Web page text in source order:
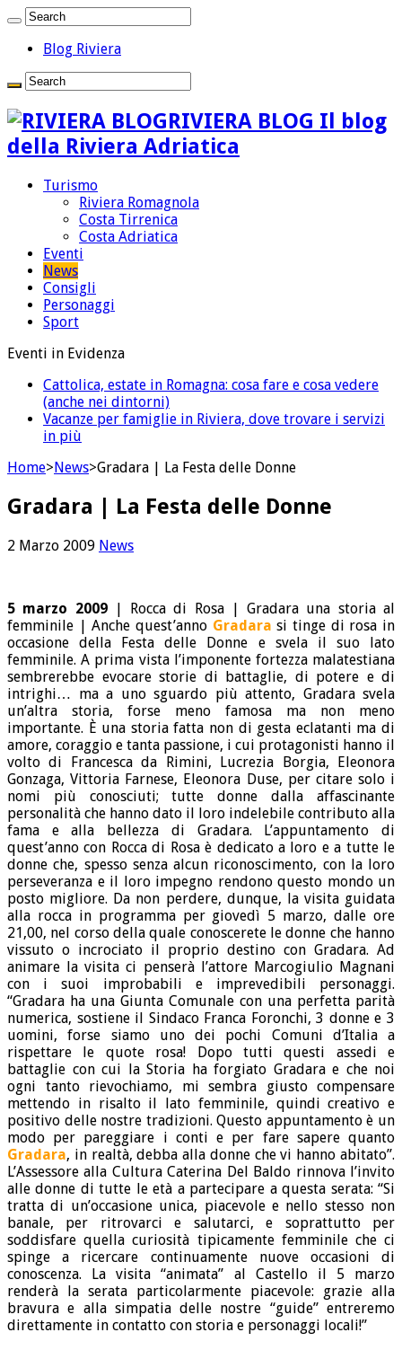
Blog Riviera
RIVIERA BLOG Il blog
della Riviera Adriatica
Turismo
Riviera Romagnola
Costa Tirrenica
Costa Adriatica
Eventi
News
Consigli
Personaggi
Sport
Eventi in Evidenza
Cattolica, estate in Romagna: cosa fare e cosa vedere
(anche nei dintorni)
Vacanze per famiglie in Riviera, dove trovare i servizi
in più
Home>News>Gradara | La Festa delle Donne
Gradara | La Festa delle Donne
2 Marzo 2009 News
5 marzo 2009| Rocca di Rosa | Gradara una storia al
femminile | Anche quest’anno Gradara si tinge di rosa in
occasione della Festa delle Donne e svela il suo lato
femminile. A prima vista l’imponente fortezza malatestiana
sembrerebbe evocare storie di battaglie, di potere e di
intrighi… ma a uno sguardo più attento, Gradara svela
un’altra storia, forse meno famosa ma non meno
importante. È una storia fatta non di gesta eclatanti ma di
amore, coraggio e tanta passione, i cui protagonisti hanno il
volto di Francesca da Rimini, Lucrezia Borgia, Eleonora
Gonzaga, Vittoria Farnese, Eleonora Duse, per citare solo i
nomi più conosciuti; tutte donne dalla affascinante
personalità che hanno dato il loro indelebile contributo alla
fama e alla bellezza di Gradara. L’appuntamento di
quest’anno con Rocca di Rosa è dedicato a loro e a tutte le
donne che, spesso senza alcun riconoscimento, con la loro
perseveranza e il loro impegno rendono questo mondo un
posto migliore. Da non perdere, dunque, la visita guidata
alla rocca in programma per giovedì 5 marzo, dalle ore
21,00, nel corso della quale conoscerete le donne che hanno
vissuto o incrociato il proprio destino con Gradara. Ad
animare la visita ci penserà l’attore Marcogiulio Magnani
con i suoi improbabili e imprevedibili personaggi.
“Gradara ha una Giunta Comunale con una perfetta parità
numerica, sostiene il Sindaco Franca Foronchi, 3 donne e 3
uomini, forse siamo uno dei pochi Comuni d’Italia a
rispettare le quote rosa! Dopo tutti questi assedi e
battaglie con cui la Storia ha forgiato Gradara e che noi
ogni tanto rievochiamo, mi sembra giusto compensare
mettendo in risalto il lato femminile, quindi creativo e
positivo delle nostre tradizioni. Questo appuntamento è un
modo per pareggiare i conti e per fare sapere quanto
Gradara, in realtà, debba alla donne che vi hanno abitato”.
L’Assessore alla Cultura Caterina Del Baldo rinnova l’invito
alle donne di tutte le età a partecipare a questa serata: “Si
tratta di un’occasione unica, piacevole e nello stesso non
banale, per ritrovarci e salutarci, e soprattutto per
soddisfare quella curiosità tipicamente femminile che ci
spinge a ricercare continuamente nuove occasioni di
conoscenza. La visita “animata” al Castello il 5 marzo
renderà la serata particolarmente piacevole: grazie alla
bravura e alla simpatia delle nostre “guide” entreremo
direttamente in contatto con storia e personaggi locali!”